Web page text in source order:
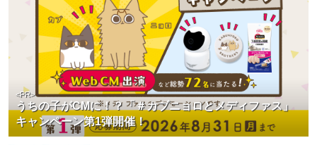
うちの子がCMに！？「＃カブニョロとメディファス」
キャンペーン第1弾開催！
<PR>